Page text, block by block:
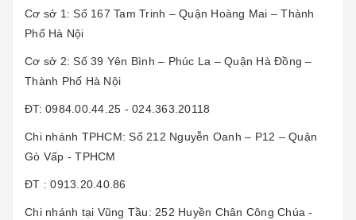
Cơ sở 1: Số 167 Tam Trinh – Quận Hoàng Mai – Thành
Phố Hà Nội
Cơ sở 2: Số 39 Yên Bình – Phúc La – Quận Hà Đồng –
Thành Phố Hà Nội
ĐT: 0984.00.44.25 - 024.363.20118
Chi nhánh TPHCM: Số 212 Nguyễn Oanh – P12 – Quận
Gò Vấp - TPHCM
ĐT : 0913.20.40.86
Chi nhánh tại Vũng Tầu: 252 Huyền Chân Công Chúa -